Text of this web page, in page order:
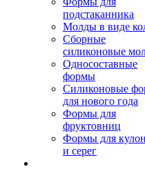
подстаканника
Молды в виде
Сборные
силиконовые
Односоставные
формы
Силиконовые
для нового года
Формы для
фруктовниц
Формы для
и серег